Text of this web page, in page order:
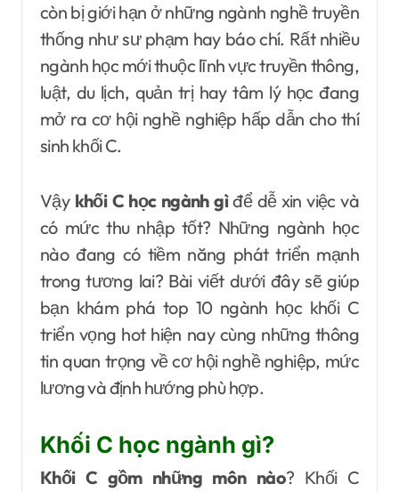
còn bị giới hạn ở những ngành nghề truyền
thống như sư phạm hay báo chí. Rất nhiều
ngành học mới thuộc lĩnh vực truyền thông,
luật, du lịch, quản trị hay tâm lý học đang
mở ra cơ hội nghề nghiệp hấp dẫn cho thí
sinh khối C.
Vậy khối C học ngành gìđể dễ xin việc và
có mức thu nhập tốt? Những ngành học
nào đang có tiềm năng phát triển mạnh
trong tương lai? Bài viết dưới đây sẽ giúp
bạn khám phá top 10 ngành học khối C
triển vọng hot hiện nay cùng những thông
tin quan trọng về cơ hội nghề nghiệp, mức
lương và định hướng phù hợp.
Khối C học ngành gì?
Khối C gồm những môn nào? Khối C